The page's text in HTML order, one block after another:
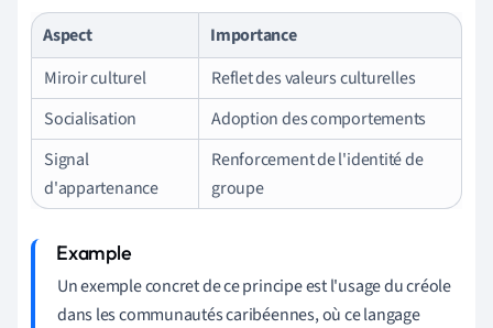
Aspect
Importance
Miroir culturel
Reflet des valeurs culturelles
Socialisation
Adoption des comportements
Signal
d'appartenance
Renforcement de l'identité de
groupe
Un exemple concret de ce principe est l'usage du créole
dans les communautés caribéennes, où ce langage